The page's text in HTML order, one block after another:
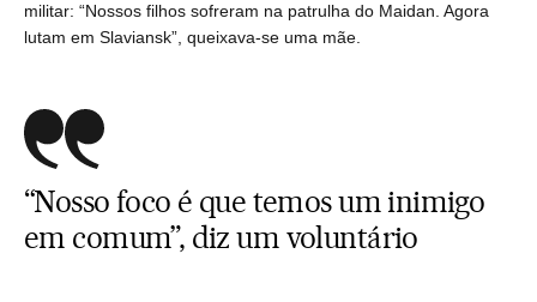
militar: “Nossos filhos sofreram na patrulha do Maidan. Agora
lutam em Slaviansk”, queixava-se uma mãe.
“Nosso foco é que temos um inimigo
em comum”, diz um voluntário